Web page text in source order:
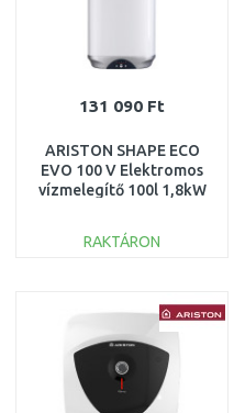
131 090 Ft
ARISTON SHAPE ECO
EVO 100 V Elektromos
vízmelegítő 100l 1,8kW
RAKTÁRON
Összehasonlítás